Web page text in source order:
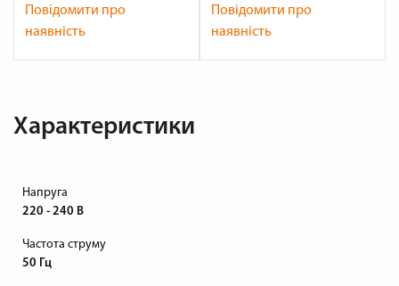
Повідомити про
наявність
Повідомити про
наявність
Характеристики
Напруга
220 - 240 В
Частота струму
50 Гц